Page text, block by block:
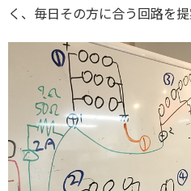
く、毎日その方に合う回路を提